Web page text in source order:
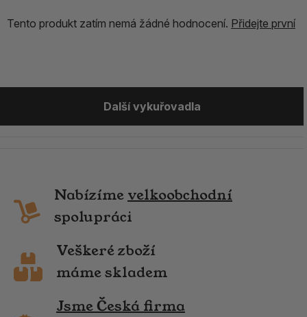
Tento produkt zatím nemá žádné hodnocení. Přidejte první
Další vykuřovadla
Nabízíme velkoobchodní
spolupráci
Veškeré zboží
máme skladem
Jsme Česká firma